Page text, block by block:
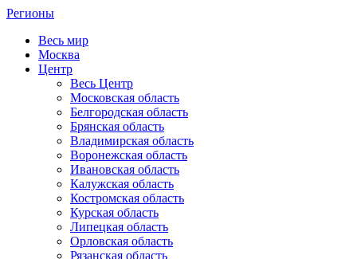
Регионы
Весь мир
Москва
Центр
Весь Центр
Московская область
Белгородская область
Брянская область
Владимирская область
Воронежская область
Ивановская область
Калужская область
Костромская область
Курская область
Липецкая область
Орловская область
Рязанская область